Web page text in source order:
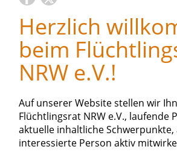
Herzlich
beim
NRW e.V.!
Auf unserer Website stellen wir
Flüchtlingsrat NRW e.V., laufende
aktuelle inhaltliche Schwerpunkte,
interessierte Person aktiv